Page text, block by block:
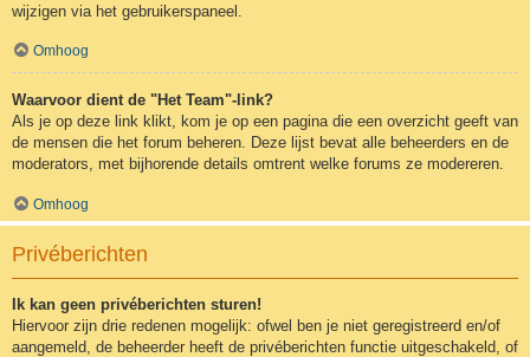
wijzigen via het gebruikerspaneel.
Omhoog
Waarvoor dient de "Het Team"-link?
Als je op deze link klikt, kom je op een pagina die een overzicht geeft van
de mensen die het forum beheren. Deze lijst bevat alle beheerders en de
moderators, met bijhorende details omtrent welke forums ze modereren.
Omhoog
Privéberichten
Ik kan geen privéberichten sturen!
Hiervoor zijn drie redenen mogelijk: ofwel ben je niet geregistreerd en/of
aangemeld, de beheerder heeft de privéberichten functie uitgeschakeld, of